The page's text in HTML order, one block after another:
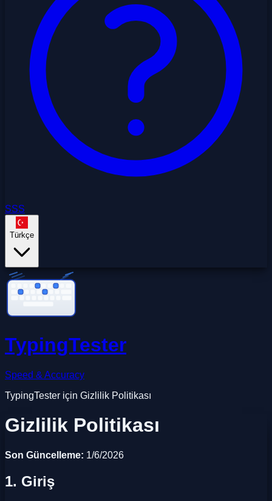
SSS
Türkçe
TypingTester
Speed & Accuracy
TypingTester için Gizlilik Politikası
Gizlilik Politikası
Son Güncelleme: 1/6/2026
1. Giriş